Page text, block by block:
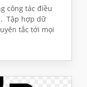
công tác điều
Tập hợp dữ
tắc tới mọi